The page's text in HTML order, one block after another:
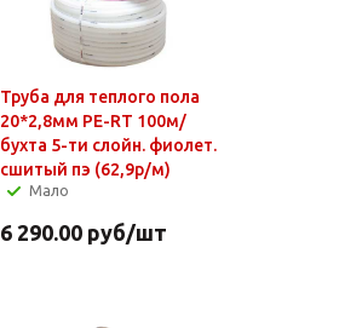
Труба для теплого пола
20*2,8мм PE-RT 100м/
бухта 5-ти слойн. фиолет.
сшитый пэ (62,9р/м)
Мало
6 290.00руб/шт